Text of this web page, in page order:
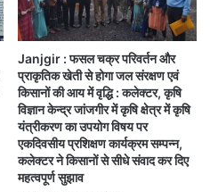
Janjgir : फसल चक्र परिवर्तन और
प्राकृतिक खेती से होगा जल संरक्षण एवं
किसानों की आय में वृद्धि : कलेक्टर, कृषि
विज्ञान केन्द्र जांजगीर में कृषि क्षेत्र में कृषि
यंत्रीकरण का उपयोग विषय पर
एकदिवसीय प्रशिक्षण कार्यक्रम सम्पन्न,
कलेक्टर ने किसानों से सीधे संवाद कर दिए
महत्वपूर्ण सुझाव